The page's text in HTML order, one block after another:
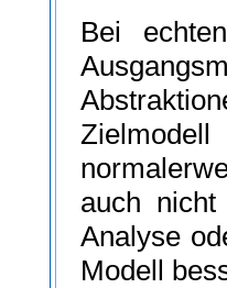
Bei
auch
Analyse
Modell